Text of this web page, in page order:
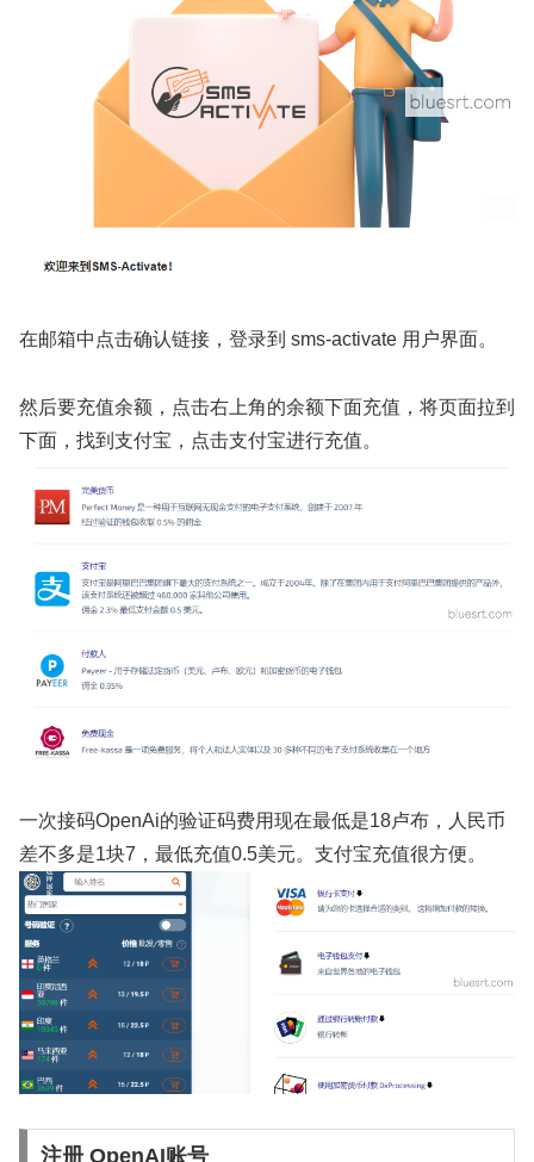
在邮箱中点击确认链接，登录到 sms-activate 用户界面。
然后要充值余额，点击右上角的余额下面充值，将页面拉到
下面，找到支付宝，点击支付宝进行充值。
一次接码OpenAi的验证码费用现在最低是18卢布，人民币
差不多是1块7，最低充值0.5美元。支付宝充值很方便。
注册 OpenAI账号